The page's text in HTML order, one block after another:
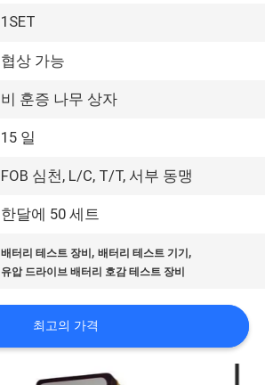
1SET
협상 가능
비 훈증 나무 상자
15 일
FOB 심천, L/C, T/T, 서부 동맹
한달에 50 세트
배터리 테스트 장비 ,배터리 테스트 기기 ,
유압 드라이브 배터리 호감 테스트 장비
최고의 가격